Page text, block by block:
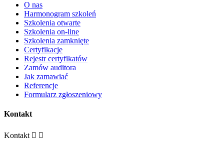
O nas
Harmonogram szkoleń
Szkolenia otwarte
Szkolenia on-line
Szkolenia zamknięte
Certyfikacje
Rejestr certyfikatów
Zamów auditora
Jak zamawiać
Referencje
Formularz zgłoszeniowy
Kontakt
Kontakt  